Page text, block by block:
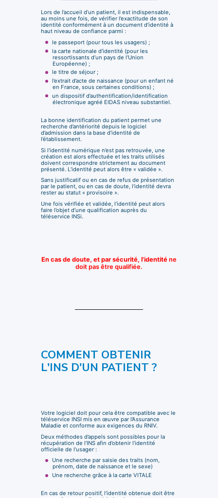
Lors de l’accueil d’un patient, il est indispensable,
au moins une fois, de vérifier l’exactitude de son
identité conformément à un document d’identité à
haut niveau de confiance parmi :
le passeport (pour tous les usagers) ;
la carte nationale d’identité (pour les
ressortissants d’un pays de l’Union
Européenne) ;
le titre de séjour ;
l’extrait d’acte de naissance (pour un enfant né
en France, sous certaines conditions) ;
un dispositif d’authentification/identification
électronique agréé EIDAS niveau substantiel.
La bonne identification du patient permet une
recherche d’antériorité depuis le logiciel
d’admission dans la base d’identité de
l’établissement.
Si l’identité numérique n’est pas retrouvée, une
création est alors effectuée et les traits utilisés
doivent correspondre strictement au document
présenté. L’identité peut alors être « validée ».
Sans justificatif ou en cas de refus de présentation
par le patient, ou en cas de doute, l’identité devra
rester au statut « provisoire ».
Une fois vérifiée et validée, l’identité peut alors
faire l’objet d’une qualification auprès du
téléservice INSi.
En cas de doute, et par sécurité, l’identité ne
doit pas être qualifiée.
COMMENT OBTENIR
L'INS D'UN PATIENT ?
Votre logiciel doit pour cela être compatible avec le
téléservice INSI mis en œuvre par l’Assurance
Maladie et conforme aux exigences du RNIV.
Deux méthodes d’appels sont possibles pour la
récupération de l’INS afin d’obtenir l’identité
officielle de l’usager :
Une recherche par saisie des traits (nom,
prénom, date de naissance et le sexe)
Une recherche grâce à la carte VITALE
En cas de retour positif, l’identité obtenue doit être